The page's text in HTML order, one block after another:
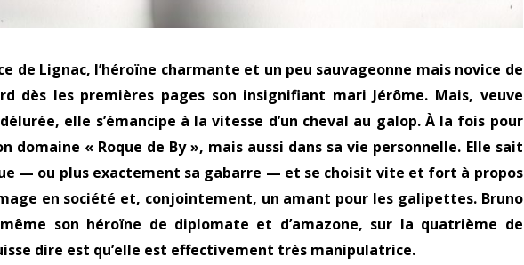
de Lignac, l’héroïne charmante et un peu sauvageonne mais novice de
dès les premières pages son insignifiant mari Jérôme. Mais, veuve
elle s’émancipe à la vitesse d’un cheval au galop. À la fois pour
domaine « Roque de By », mais aussi dans sa vie personnelle. Elle sait
— ou plus exactement sa gabarre — et se choisit vite et fort à propos
en société et, conjointement, un amant pour les galipettes. Bruno
son héroïne de diplomate et d’amazone, sur la quatrième de
dire est qu’elle est effectivement très manipulatrice.